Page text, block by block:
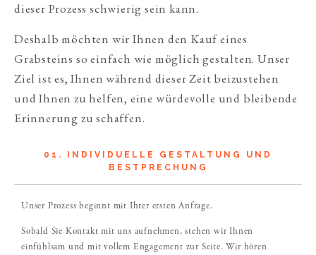
dieser Prozess schwierig sein kann.
Deshalb möchten wir Ihnen den Kauf eines
Grabsteins so einfach wie möglich gestalten. Unser
Ziel ist es, Ihnen während dieser Zeit beizustehen
und Ihnen zu helfen, eine würdevolle und bleibende
Erinnerung zu schaffen.
01. INDIVIDUELLE GESTALTUNG UND
BESTPRECHUNG
Unser Prozess beginnt mit Ihrer ersten Anfrage.
Sobald Sie Kontakt mit uns aufnehmen, stehen wir Ihnen
einfühlsam und mit vollem Engagement zur Seite. Wir hören